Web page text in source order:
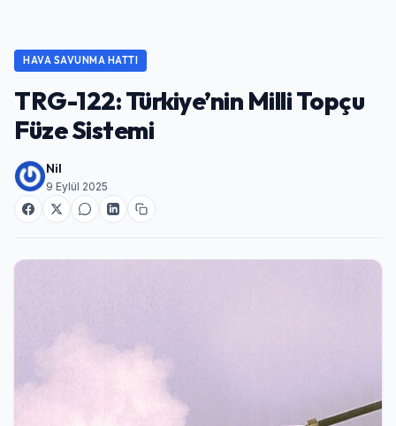
HAVA SAVUNMA HATTI
TRG-122: Türkiye’nin Milli Topçu
Füze Sistemi
Nil
9 Eylül 2025